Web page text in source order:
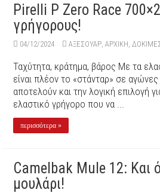
Pirelli P Zero Race
γρήγορους!
04/12/2024 ΑΞΕΣΟΥΆΡ ,ΑΡΧΙΚΉ
Ταχύτητα, κράτημα, βάρος Με τα
είναι πλέον το «στάνταρ» σε
αποτελούν και την λογική επιλογή
ελαστικό γρήγορο που να ...
περισσότερα »
Camelbak Mule 12: Kαι
μουλάρι!